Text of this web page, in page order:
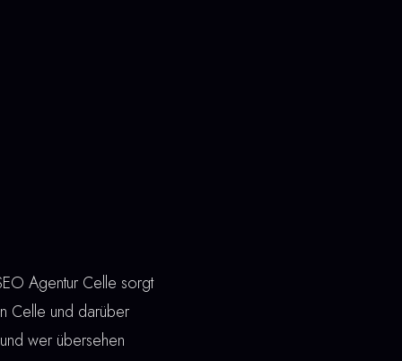
Agentur Celle sorgt
Celle und darüber
wer übersehen